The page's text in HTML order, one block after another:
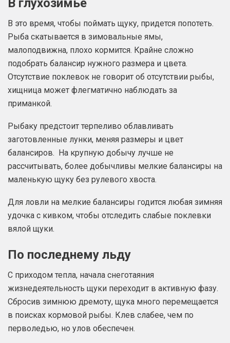
В это время, чтобы поймать щуку, придется попотеть.
Рыба скатывается в зимовальные ямы,
малоподвижна, плохо кормится. Крайне сложно
подобрать балансир нужного размера и цвета.
Отсутствие поклевок не говорит об отсутствии рыбы,
хищница может флегматично наблюдать за
приманкой.
Рыбаку предстоит терпеливо облавливать
заготовленные лунки, меняя размеры и цвет
балансиров. На крупную добычу лучше не
рассчитывать, более добычливы мелкие балансиры на
маленькую щуку без рулевого хвоста.
Для ловли на мелкие балансиры годится любая зимняя
удочка с кивком, чтобы отследить слабые поклевки
вялой щуки.
По последнему льду
С приходом тепла, начала снеготаяния
жизнедеятельность щуки переходит в активную фазу.
Сбросив зимнюю дремоту, щука много перемещается
в поисках кормовой рыбы. Клев слабее, чем по
перволедью, но улов обеспечен.